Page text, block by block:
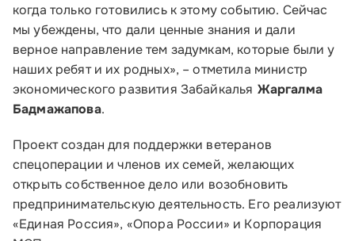
когда только готовились к этому событию. Сейчас
мы убеждены, что дали ценные знания и дали
верное направление тем задумкам, которые были у
наших ребят и их родных», – отметила министр
экономического развития Забайкалья Жаргалма
Бадмажапова.
Проект создан для поддержки ветеранов
спецоперации и членов их семей, желающих
открыть собственное дело или возобновить
предпринимательскую деятельность. Его реализуют
«Единая Россия», «Опора России» и Корпорация